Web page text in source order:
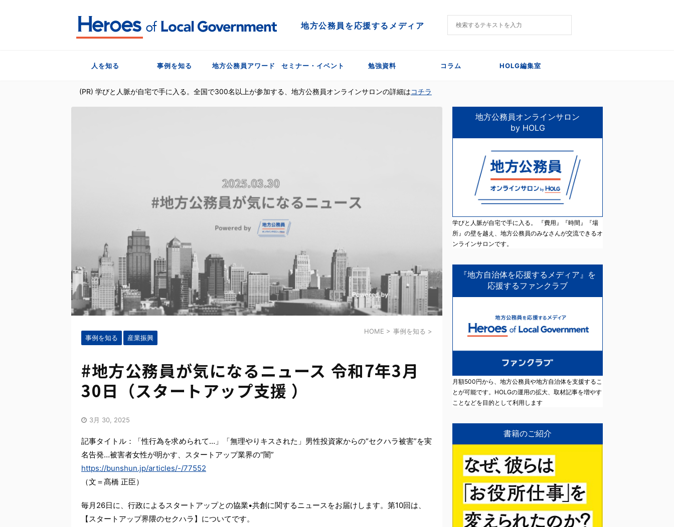
地方公務員を応援するメディア
人を知る 事例を知る 地方公務員アワード セミナー・イベント 勉強資料 コラム HOLG編集室
(PR) 学びと人脈が自宅で手に入る。全国で300名以上が参加する、地方公務員オンラインサロンの詳細はコチラ
HOME > 事例を知る >
事例を知る
産業振興
#地方公務員が気になるニュース 令和7年3月
30日（スタートアップ支援 ）
3月 30, 2025
記事タイトル：「性行為を求められて…」「無理やりキスされた」男性投資家からの“セクハラ被害”を実
名告発…被害者女性が明かす、スタートアップ業界の“闇”
https://bunshun.jp/articles/-/77552
（文＝髙橋 正臣）
毎月26日に、行政によるスタートアップとの協業•共創に関するニュースをお届けします。第10回は、
【スタートアップ界隈のセクハラ】についてです。
地方公務員オンラインサロン
by HOLG
学びと人脈が自宅で手に入る。 『費用』『時間』『場
所』の壁を越え、地方公務員のみなさんが交流できるオ
ンラインサロンです。
『地方自治体を応援するメディア』を
応援するファンクラブ
月額500円から、地方公務員や地方自治体を支援するこ
とが可能です。HOLGの運用の拡大、取材記事を増やす
ことなどを目的として利用します
書籍のご紹介